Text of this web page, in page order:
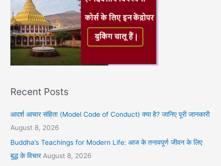
Recent Posts
आदर्श आचार संहिता (Model Code of Conduct) क्या है? जानिए पूरी जानकारी
August 8, 2026
Buddha’s Teachings for Modern Life: आज के तनावपूर्ण जीवन के लिए
बुद्ध के विचार August 8, 2026